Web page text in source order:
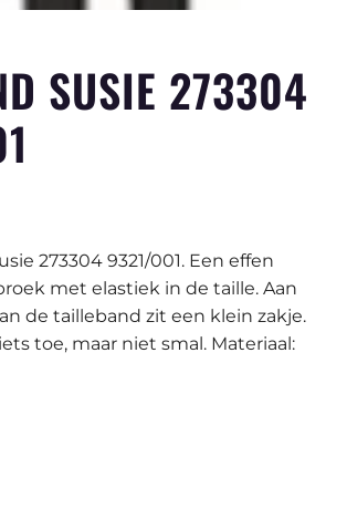
SUSIE 273304
273304 9321/001. Een effen
met elastiek in de taille. Aan
de tailleband zit een klein zakje.
toe, maar niet smal. Materiaal: